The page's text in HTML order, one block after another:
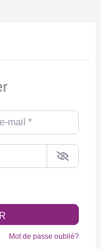
Mot de passe oublié?